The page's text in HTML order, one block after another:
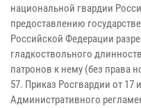
национальной гвардии
предоставлению
Российской Федерации
гладкоствольного
патронов к нему (без права
57. Приказ Росгвардии от
Административного